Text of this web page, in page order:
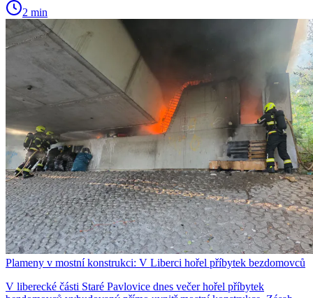
2 min
Plameny v mostní konstrukci: V Liberci hořel příbytek bezdomovců
V liberecké části Staré Pavlovice dnes večer hořel příbytek